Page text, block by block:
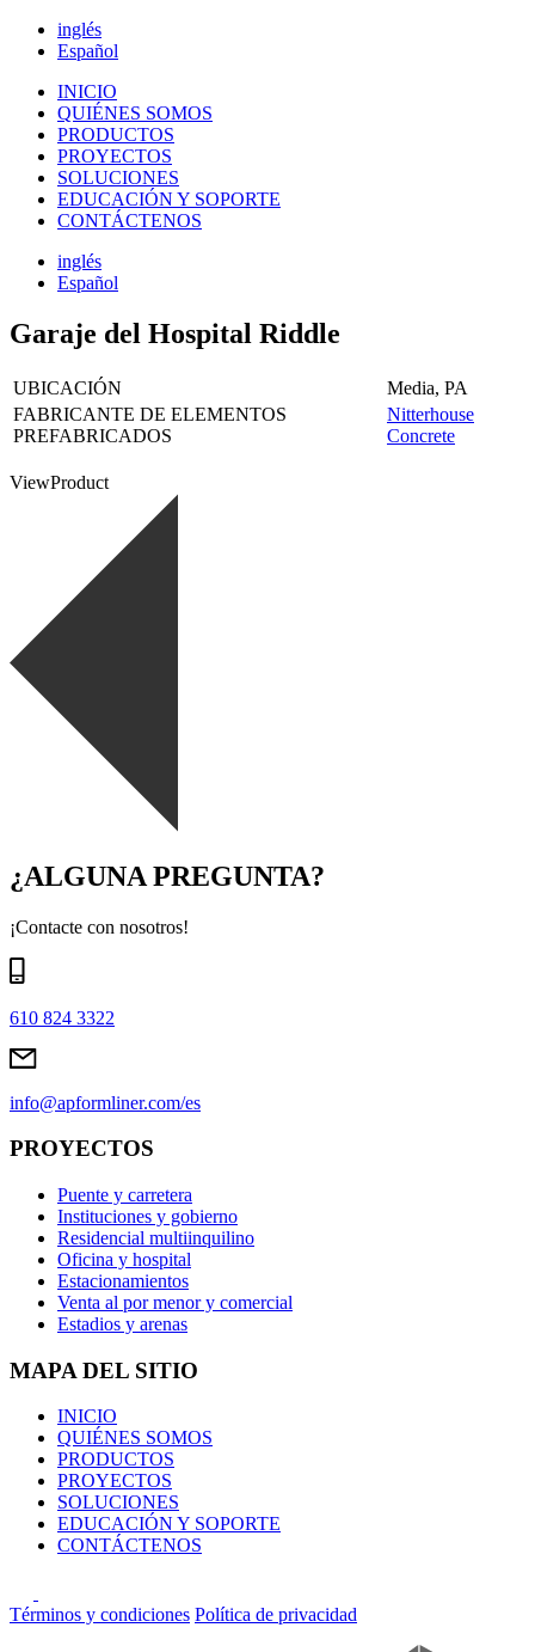
inglés
Español
INICIO
QUIÉNES SOMOS
PRODUCTOS
PROYECTOS
SOLUCIONES
EDUCACIÓN Y SOPORTE
CONTÁCTENOS
inglés
Español
Garaje del Hospital Riddle
UBICACIÓN
Media, PA
FABRICANTE DE ELEMENTOS
PREFABRICADOS
Nitterhouse
Concrete
ViewProduct
¿ALGUNA PREGUNTA?
¡Contacte con nosotros!
610 824 3322
info@apformliner.com/es
PROYECTOS
Puente y carretera
Instituciones y gobierno
Residencial multiinquilino
Oficina y hospital
Estacionamientos
Venta al por menor y comercial
Estadios y arenas
MAPA DEL SITIO
INICIO
QUIÉNES SOMOS
PRODUCTOS
PROYECTOS
SOLUCIONES
EDUCACIÓN Y SOPORTE
CONTÁCTENOS
Términos y condiciones Política de privacidad